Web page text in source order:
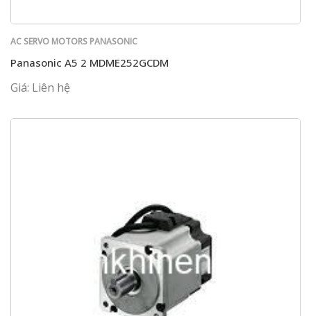
AC SERVO MOTORS PANASONIC
Panasonic A5 2 MDME252GCDM
Giá: Liên hệ